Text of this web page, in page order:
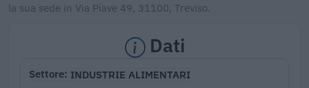
la sua sede in Via Piave 49, 31100, Treviso.
Dati
Settore INDUSTRIE ALIMENTARI